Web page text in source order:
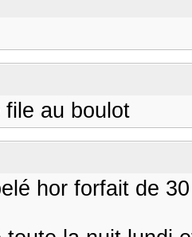
au boulot
hor forfait de